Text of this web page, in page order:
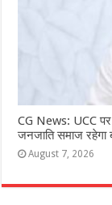
CG News: UCC पर
जनजाति समाज रहेगा
August 7, 2026